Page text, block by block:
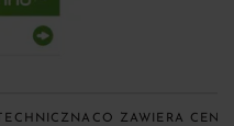
CO ZAWIERA